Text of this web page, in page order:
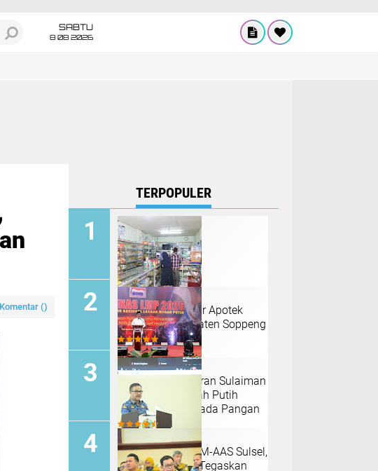
SABTU
8 08 2026
Komentar ()
TERPOPULER
Terbaru! Ini Daftar Apotek
Berizin di Kabupaten Soppeng
Mentan Andi Amran Sulaiman
Ajak Laskar Merah Putih
Kawal Swasembada Pangan
Dukung Target PM-AAS Sulsel,
Bupati Soppeng Tegaskan